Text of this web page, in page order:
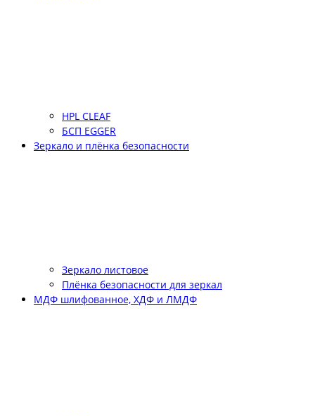
HPL CLEAF
БСП EGGER
Зеркало и плёнка безопасности
Зеркало листовое
Плёнка безопасности для зеркал
МДФ шлифованное, ХДФ и ЛМДФ